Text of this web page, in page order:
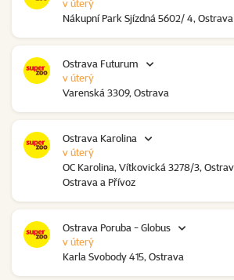
Nákupní Park Sjízdná 5602/ 4,
v úterý
Ostrava Futurum
Varenská 3309, Ostrava
v úterý
Ostrava Karolina
OC Karolina, Vítkovická 3278/3,
Ostrava a Přívoz
v úterý
Ostrava Poruba - Globus
Karla Svobody 415, Ostrava
v úterý